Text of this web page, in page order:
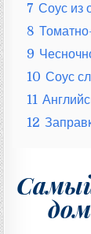
7 Соус из
8
9
10 Соус
11
12